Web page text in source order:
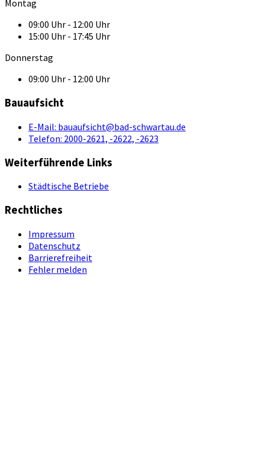
Montag
09:00 Uhr - 12:00 Uhr
15:00 Uhr - 17:45 Uhr
Donnerstag
09:00 Uhr - 12:00 Uhr
Bauaufsicht
E-Mail: bauaufsicht@bad-schwartau.de
Telefon: 2000-2621, -2622, -2623
Weiterführende Links
Städtische Betriebe
Rechtliches
Impressum
Datenschutz
Barrierefreiheit
Fehler melden